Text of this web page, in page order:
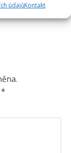
údajůKontakt
*